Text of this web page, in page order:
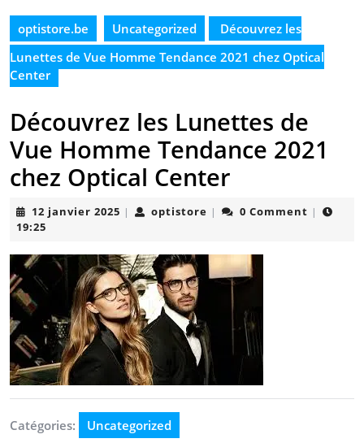
optistore.be Uncategorized
Découvrez les
Lunettes de Vue Homme Tendance 2021 chez Optical
Center
Découvrez les Lunettes de
Vue Homme Tendance 2021
chez Optical Center
12 janvier 2025 12| optistore optistore
| 0 Comment |
19:25
Catégories: Uncategorized